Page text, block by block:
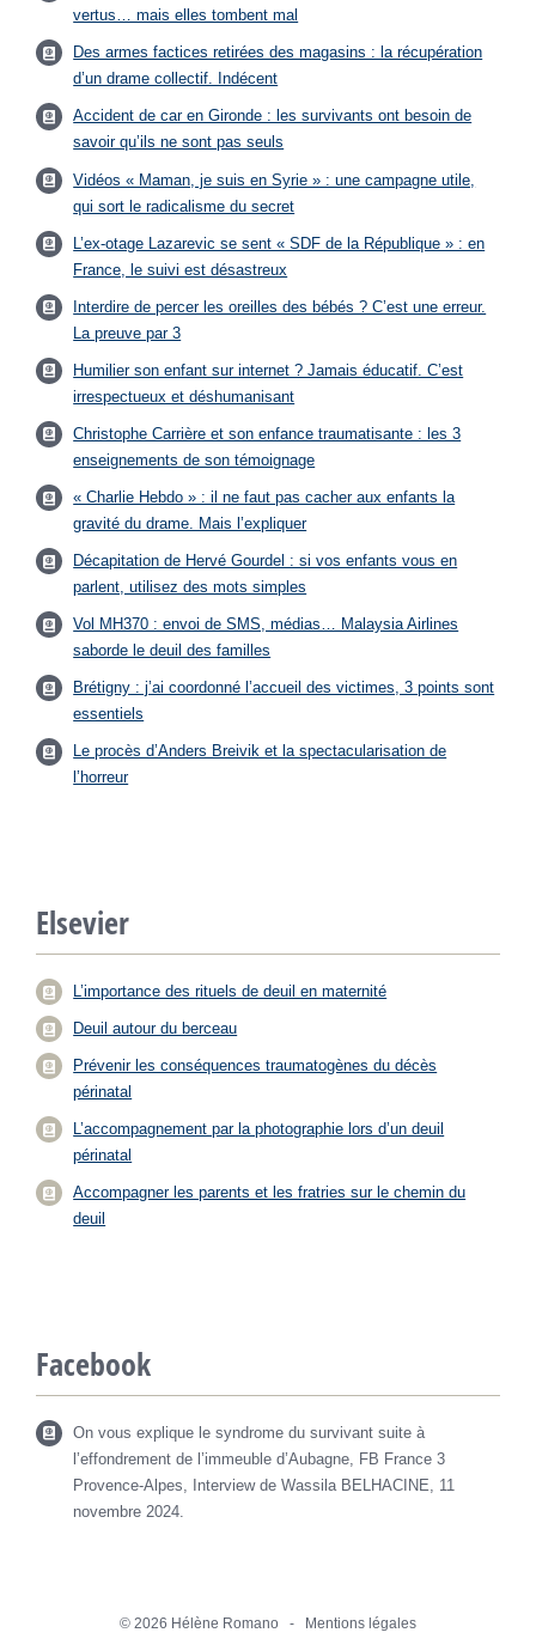
vertus… mais elles tombent mal
Des armes factices retirées des magasins : la récupération
d’un drame collectif. Indécent
Accident de car en Gironde : les survivants ont besoin de
savoir qu’ils ne sont pas seuls
Vidéos « Maman, je suis en Syrie » : une campagne utile,
qui sort le radicalisme du secret
L’ex-otage Lazarevic se sent « SDF de la République » : en
France, le suivi est désastreux
Interdire de percer les oreilles des bébés ? C’est une erreur.
La preuve par 3
Humilier son enfant sur internet ? Jamais éducatif. C’est
irrespectueux et déshumanisant
Christophe Carrière et son enfance traumatisante : les 3
enseignements de son témoignage
« Charlie Hebdo » : il ne faut pas cacher aux enfants la
gravité du drame. Mais l’expliquer
Décapitation de Hervé Gourdel : si vos enfants vous en
parlent, utilisez des mots simples
Vol MH370 : envoi de SMS, médias… Malaysia Airlines
saborde le deuil des familles
Brétigny : j’ai coordonné l’accueil des victimes, 3 points sont
essentiels
Le procès d’Anders Breivik et la spectacularisation de
l’horreur
Elsevier
L’importance des rituels de deuil en maternité
Deuil autour du berceau
Prévenir les conséquences traumatogènes du décès
périnatal
L’accompagnement par la photographie lors d’un deuil
périnatal
Accompagner les parents et les fratries sur le chemin du
deuil
Facebook
On vous explique le syndrome du survivant suite à
l’effondrement de l’immeuble d’Aubagne, FB France 3
Provence-Alpes, Interview de Wassila BELHACINE, 11
novembre 2024.
© 2026 Hélène Romano - Mentions légales